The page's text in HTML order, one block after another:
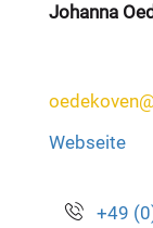
Johanna
Webseite
+49